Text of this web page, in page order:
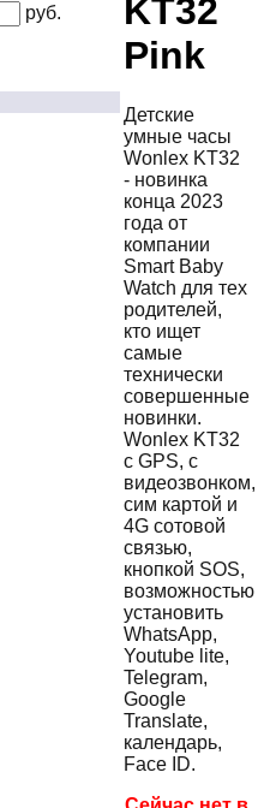
руб.
KT32
Pink
Детские
умные часы
Wonlex KT32
- новинка
конца 2023
года от
компании
Smart Baby
Watch для тех
родителей,
кто ищет
самые
технически
совершенные
новинки.
Wonlex KT32
с GPS, с
видеозвонком,
сим картой и
4G сотовой
связью,
кнопкой SOS,
возможностью
установить
WhatsApp,
Youtube lite,
Telegram,
Google
Translate,
календарь,
Face ID.